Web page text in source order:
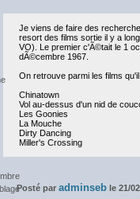
Je viens de faire des
resort des films sortie il y a
VO). Le premier c'Ã©tait le 1
dÃ©cembre 1967.
On retrouve parmi les films
Chinatown
Vol au-dessus d'un nid de
Les Goonies
La Mouche
Dirty Dancing
Miller's Crossing
Posté par adminseb le 21/